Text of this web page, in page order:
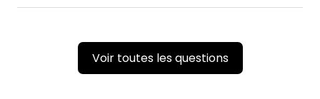
Voir toutes les questions